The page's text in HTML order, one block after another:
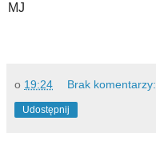
MJ
o 19:24 Brak komentarzy:
Udostępnij